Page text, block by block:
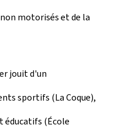
motorisés et de la
jouit d'un
sportifs (La Coque),
éducatifs (École